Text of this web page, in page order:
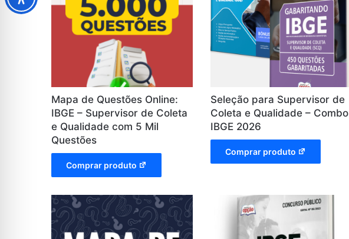
Mapa de Questões Online:
IBGE – Supervisor de Coleta
e Qualidade com 5 Mil
Questões
Comprar produto
Seleção para Supervisor de
Coleta e Qualidade – Combo
IBGE 2026
Comprar produto